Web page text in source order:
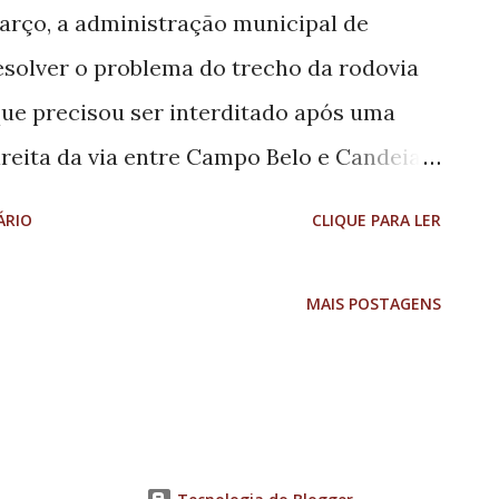
âmbito estadual, o índice de
à engenharia, à agronomia e às
a administração municipal de
o problema do trecho da rodovia
precisou ser interditado após uma
da via entre Campo Belo e Candeias.
CLIQUE PARA LER
MAIS POSTAGENS